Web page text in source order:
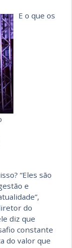
E o que os
“Eles são
e
do
diz que
constante
do valor que